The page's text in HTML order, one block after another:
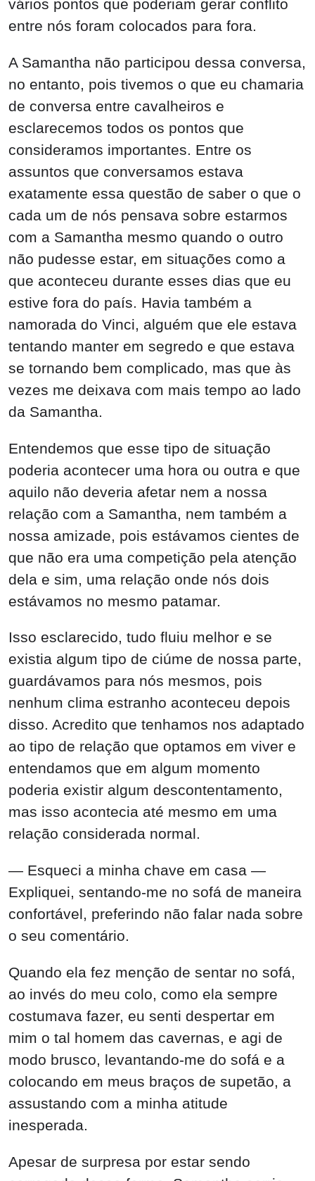
vários pontos que poderiam gerar conflito
entre nós foram colocados para fora.
A Samantha não participou dessa conversa,
no entanto, pois tivemos o que eu chamaria
de conversa entre cavalheiros e
esclarecemos todos os pontos que
consideramos importantes. Entre os
assuntos que conversamos estava
exatamente essa questão de saber o que o
cada um de nós pensava sobre estarmos
com a Samantha mesmo quando o outro
não pudesse estar, em situações como a
que aconteceu durante esses dias que eu
estive fora do país. Havia também a
namorada do Vinci, alguém que ele estava
tentando manter em segredo e que estava
se tornando bem complicado, mas que às
vezes me deixava com mais tempo ao lado
da Samantha.
Entendemos que esse tipo de situação
poderia acontecer uma hora ou outra e que
aquilo não deveria afetar nem a nossa
relação com a Samantha, nem também a
nossa amizade, pois estávamos cientes de
que não era uma competição pela atenção
dela e sim, uma relação onde nós dois
estávamos no mesmo patamar.
Isso esclarecido, tudo fluiu melhor e se
existia algum tipo de ciúme de nossa parte,
guardávamos para nós mesmos, pois
nenhum clima estranho aconteceu depois
disso. Acredito que tenhamos nos adaptado
ao tipo de relação que optamos em viver e
entendamos que em algum momento
poderia existir algum descontentamento,
mas isso acontecia até mesmo em uma
relação considerada normal.
— Esqueci a minha chave em casa —
Expliquei, sentando-me no sofá de maneira
confortável, preferindo não falar nada sobre
o seu comentário.
Quando ela fez menção de sentar no sofá,
ao invés do meu colo, como ela sempre
costumava fazer, eu senti despertar em
mim o tal homem das cavernas, e agi de
modo brusco, levantando-me do sofá e a
colocando em meus braços de supetão, a
assustando com a minha atitude
inesperada.
Apesar de surpresa por estar sendo